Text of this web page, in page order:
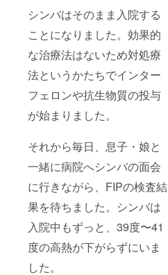
シンバはそのまま入院する
ことになりました。効果的
な治療法はないため対処療
法というかたちでインター
フェロンや抗生物質の投与
が始まりました。
それから毎日、息子・娘と
一緒に病院へシンバの面会
に行きながら、FIPの検査結
果を待ちました。シンバは
入院中もずっと、39度〜41
度の高熱が下がらずにいま
した。